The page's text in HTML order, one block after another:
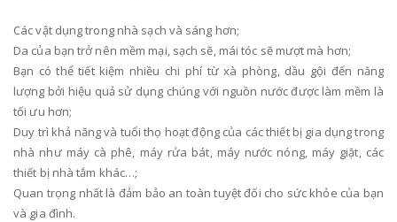
Các vật dụng trong nhà sạch và sáng hơn;
Da của bạn trở nên mềm mại, sạch sẽ, mái tóc sẽ mượt mà hơn;
Bạn có thể tiết kiệm nhiều chi phí từ xà phòng, dầu gội đến năng
lượng bởi hiệu quả sử dụng chúng với nguồn nước được làm mềm là
tối ưu hơn;
Duy trì khả năng và tuổi thọ hoạt động của các thiết bị gia dụng trong
nhà như máy cà phê, máy rửa bát, máy nước nóng, máy giặt, các
thiết bị nhà tắm khác…;
Quan trọng nhất là đảm bảo an toàn tuyệt đối cho sức khỏe của bạn
và gia đình.